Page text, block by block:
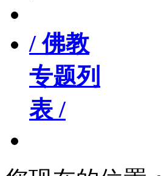
/ 佛教
专题列
表 /